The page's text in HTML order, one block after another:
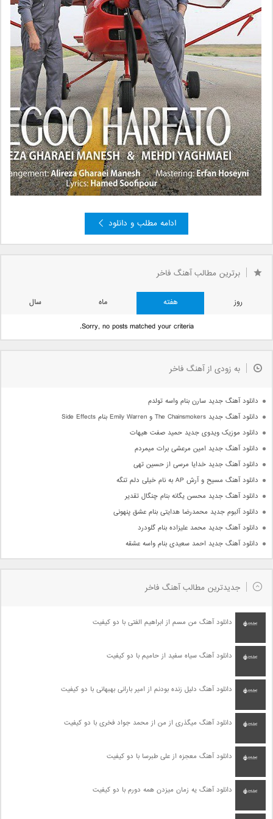
ادامه مطلب و دانلود
برترین مطالب آهنگ فاخر
روز هفته ماه
سال
Sorry, no posts matched your criteria.
به زودی از آهنگ فاخر
دانلود آهنگ جدید سارن بنام واسه تولدم
دانلود آهنگ جدید The Chainsmokers و Emily Warren بنام Side Effects
دانلود موزیک ویدوی جدید حمید صفت هیهات
دانلود آهنگ جدید امین مرعشی برات میمردم
دانلود آهنگ جدید خدایا مرسی از حسین تهی
دانلود آهنگ مسیح و آرش AP به نام خیلی دلم تنگه
دانلود آهنگ جدید محسن یگانه بنام چنگال تقدیر
دانلود آلبوم جدید محمدرضا هدایتی بنام عشق پنهونی
دانلود آهنگ جدید محمد علیزاده بنام گلودرد
دانلود آهنگ جدید احمد سعیدی بنام واسه عشقه
جدیدترین مطالب آهنگ فاخر
دانلود آهنگ من مسم از ابراهیم الفتی با دو کیفیت
دانلود آهنگ سیاه سفید از حامیم با دو کیفیت
دانلود آهنگ دلیل زنده بودنم از امیر بارانی بهبهانی با دو کیفیت
دانلود آهنگ میگذری از من از محمد جواد فخری با دو کیفیت
دانلود آهنگ معجزه از علی طبرسا با دو کیفیت
دانلود آهنگ یه زمان میزدن همه دورم با دو کیفیت